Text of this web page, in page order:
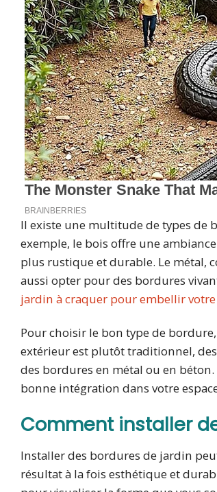
Il existe une multitude de types de
exemple, le bois offre une
plus rustique et durable. Le métal,
aussi opter pour des bordures
jardin à craquer pour embellir
Pour choisir le bon type de
extérieur est plutôt traditionnel,
des bordures en métal ou en
bonne intégration dans votre
Comment installer
Installer des bordures de jardin
résultat à la fois esthétique et